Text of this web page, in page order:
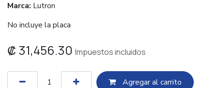
Marca: Lutron
No incluye la placa
₡ 31,456.30 Impuestos incluidos
Agregar al c​​arrito